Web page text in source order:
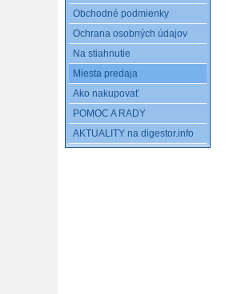
Obchodné podmienky
Ochrana osobných údajov
Na stiahnutie
Miesta predaja
Ako nakupovať
POMOC A RADY
AKTUALITY na digestor.info